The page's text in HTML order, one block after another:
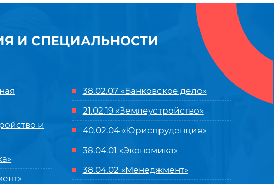
И СПЕЦИАЛЬНОСТИ
и
38.02.07 «Банковское дело»
21.02.19 «Землеустройство»
40.02.04 «Юриспруденция»
38.04.01 «Экономика»
38.04.02 «Менеджмент»